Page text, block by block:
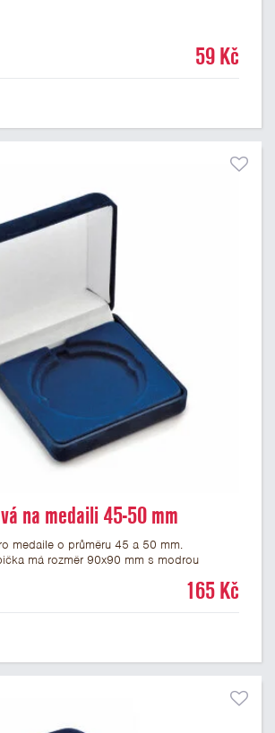
59 Kč
na medaili 45-50 mm
medaile o průměru 45 a 50 mm.
má rozměr 90x90 mm s modrou
medaile a pro významné sportovní či165 Kč